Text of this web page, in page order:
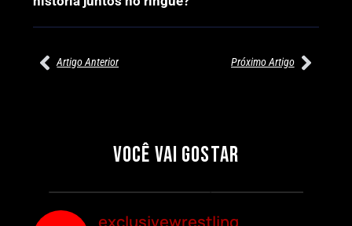
Artigo Anterior Próximo Artigo
VOCÊ VAI GOSTAR
SEGMENTOS A NÃO PERDER
Por exclusivewrestling
MUNDIAL FEMININO NA AEW
REDEMPTION
Por exclusivewrestling
exclusivewrestling